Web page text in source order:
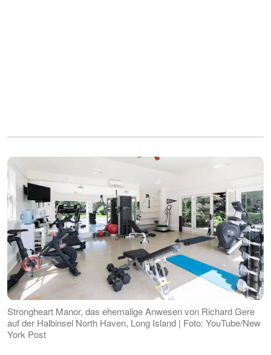
Strongheart Manor, das ehemalige Anwesen von Richard Gere
auf der Halbinsel North Haven, Long Island | Foto: YouTube/New
York Post